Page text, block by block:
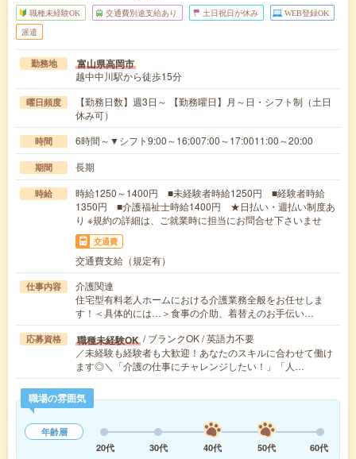
職種未経験OK 交通費別途支給あり 土日祝日が休み WEB登録OK
派遣
勤務地 富山県高岡市
越中中川駅から徒歩15分
曜日頻度
【勤務日数】週3日～ 【勤務曜日】月～日・シフト制（土日
休み可）
時間 6時間～▼シフト9:00～16:007:00～17:0011:00～20:00
期間 長期
時給
時給1250～1400円 ■未経験者時給1250円 ■経験者時給
1350円 ■介護福祉士時給1400円 ★日払い・週払い制度あ
り ※規約の詳細は、ご就業時に担当にお問合せ下さいませ
交通費
交通費支給（規定有）
仕事内容
介護関連
住宅型有料老人ホームにおける介護業務全般をお任せしま
す！＜具体的には…＞食事の介助、着替えのお手伝い…
応募資格 職種未経験OK / ブランクOK / 英語力不要
／未経験も経験者も大歓迎！あなたのスキルに合わせて働け
ます◎＼「介護の仕事にチャレンジしたい！」「人…
職場の雰囲気
年齢層
20代
30代 40代 50代 60代